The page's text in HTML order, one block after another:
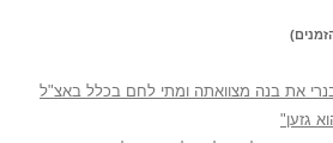
את בנה מצוואתה ומתי לחם בכלל באצ"ל
גזען"